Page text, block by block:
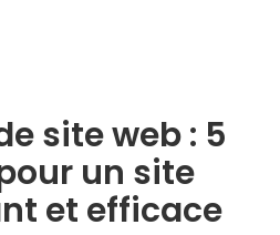
site web : 5
un site
et efficace